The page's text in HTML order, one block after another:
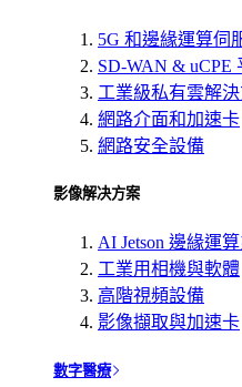
5G 和邊緣運算伺
SD-WAN & uCPE
工業級私有雲解
網路介面和加速卡
網路安全設備
影像解决方案
AI Jetson 邊緣運
工業用相機與軟體
高階視頻設備
影像擷取與加速卡
數字醫療